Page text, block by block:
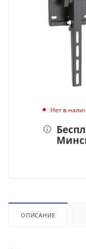
Нет в
ОПИСАНИЕ